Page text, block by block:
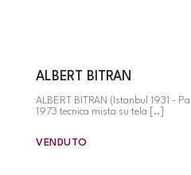
ALBERT BITRAN
ALBERT BITRAN (Istanbul 1931 -
1973 tecnica mista su tela [..]
VENDUTO